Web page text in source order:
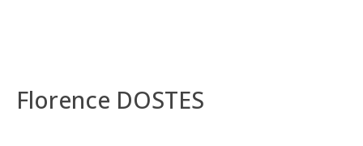
Florence DOSTES